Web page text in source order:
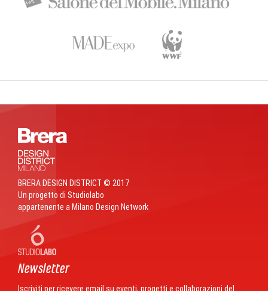
BRERA DESIGN DISTRICT © 2017
Un progetto di Studiolabo
appartenente a Milano Design Network
Newsletter
Iscriviti per ricevere email su eventi, progetti e collaborazioni del